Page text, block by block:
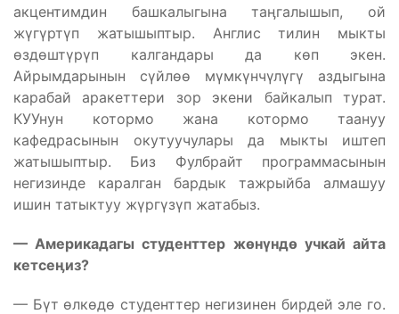
акцентимдин башкалыгына таӊгалышып, ой
жүгүртүп жатышыптыр. Англис тилин мыкты
өздөштүрүп калгандары да көп экен.
Айрымдарынын сүйлөө мүмкүнчүлүгү аздыгына
карабай аракеттери зор экени байкалып турат.
КУУнун котормо жана котормо таануу
кафедрасынын окутуучулары да мыкты иштеп
жатышыптыр. Биз Фулбрайт программасынын
негизинде каралган бардык тажрыйба алмашуу
ишин татыктуу жүргүзүп жатабыз.
— Америкадагы студенттер жөнүндө учкай айта
кетсеӊиз?
— Бүт өлкөдө студенттер негизинен бирдей эле го.